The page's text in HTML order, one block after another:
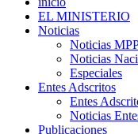
EL MINISTERIO
Noticias
Noticias
Noticias
Especiales
Entes Adscritos
Entes
Noticias
Publicaciones